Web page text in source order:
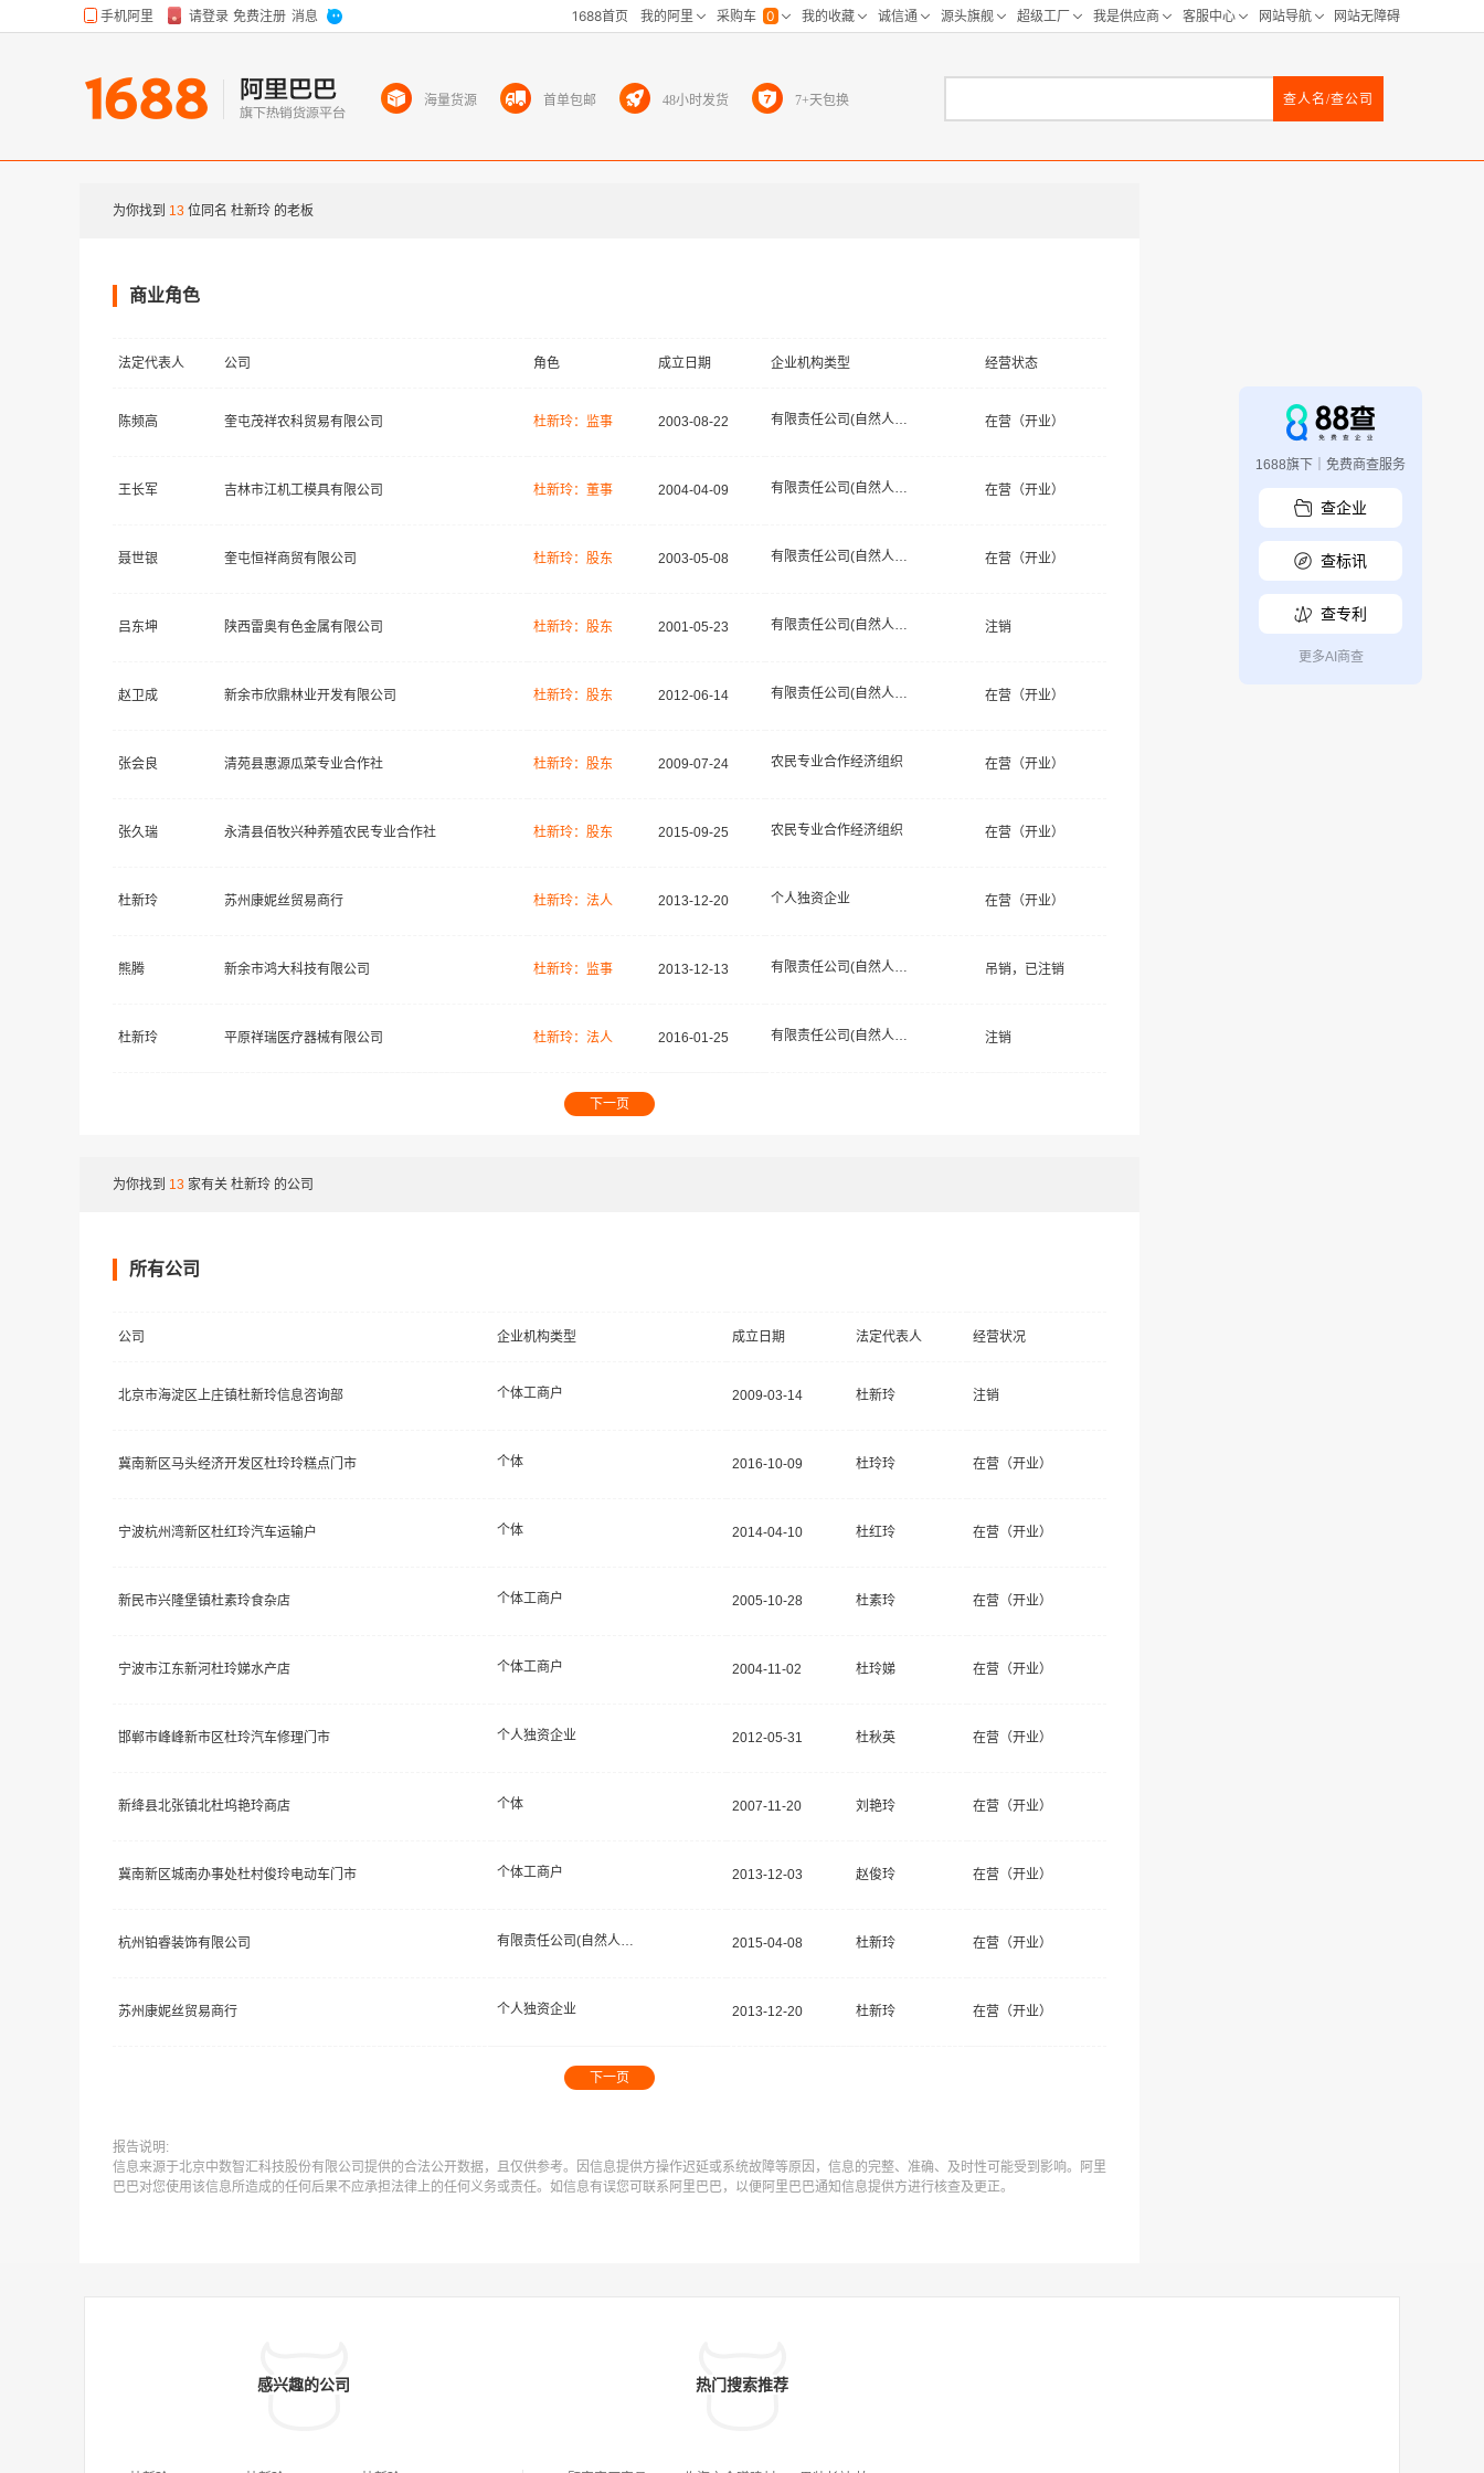
海量货源 首单包邮 48小时发货 7+天包换 查人名/查公司
为你找到 13 位同名 杜新玲 的老板
商业角色
法定代表人 公司 角色 成立日期 企业机构类型 经营状态
陈频高 奎屯茂祥农科贸易有限公司 杜新玲：监事 2003-08-22 有限责任公司(自然人投资或控股) 在营（开业）
王长军 吉林市江机工模具有限公司 杜新玲：董事 2004-04-09 有限责任公司(自然人投资或控股) 在营（开业）
聂世银 奎屯恒祥商贸有限公司 杜新玲：股东 2003-05-08 有限责任公司(自然人投资或控股) 在营（开业）
吕东坤 陕西雷奥有色金属有限公司 杜新玲：股东 2001-05-23 有限责任公司(自然人投资或控股) 注销
赵卫成 新余市欣鼎林业开发有限公司 杜新玲：股东 2012-06-14 有限责任公司(自然人投资或控股) 在营（开业）
张会良 清苑县惠源瓜菜专业合作社 杜新玲：股东 2009-07-24 农民专业合作经济组织 在营（开业）
张久瑞 永清县佰牧兴种养殖农民专业合作社 杜新玲：股东 2015-09-25 农民专业合作经济组织 在营（开业）
杜新玲 苏州康妮丝贸易商行 杜新玲：法人 2013-12-20 个人独资企业 在营（开业）
熊腾 新余市鸿大科技有限公司 杜新玲：监事 2013-12-13 有限责任公司(自然人投资或控股) 吊销，已注销
杜新玲 平原祥瑞医疗器械有限公司 杜新玲：法人 2016-01-25 有限责任公司(自然人独资) 注销
下一页
为你找到 13 家有关 杜新玲 的公司
所有公司
公司 企业机构类型 成立日期 法定代表人 经营状况
北京市海淀区上庄镇杜新玲信息咨询部 个体工商户 2009-03-14 杜新玲 注销
冀南新区马头经济开发区杜玲玲糕点门市 个体 2016-10-09 杜玲玲 在营（开业）
宁波杭州湾新区杜红玲汽车运输户 个体 2014-04-10 杜红玲 在营（开业）
新民市兴隆堡镇杜素玲食杂店 个体工商户 2005-10-28 杜素玲 在营（开业）
宁波市江东新河杜玲娣水产店 个体工商户 2004-11-02 杜玲娣 在营（开业）
邯郸市峰峰新市区杜玲汽车修理门市 个人独资企业 2012-05-31 杜秋英 在营（开业）
新绛县北张镇北杜坞艳玲商店 个体 2007-11-20 刘艳玲 在营（开业）
冀南新区城南办事处杜村俊玲电动车门市 个体工商户 2013-12-03 赵俊玲 在营（开业）
杭州铂睿装饰有限公司 有限责任公司(自然人投资或控股) 2015-04-08 杜新玲 在营（开业）
苏州康妮丝贸易商行 个人独资企业 2013-12-20 杜新玲 在营（开业）
下一页
报告说明:
信息来源于北京中数智汇科技股份有限公司提供的合法公开数据，且仅供参考。因信息提供方操作迟延或系统故障等原因，信息的完整、准确、及时性可能受到影响。阿里
巴巴对您使用该信息所造成的任何后果不应承担法律上的任何义务或责任。如信息有误您可联系阿里巴巴，以便阿里巴巴通知信息提供方进行核查及更正。
感兴趣的公司 热门搜索推荐
1688旗下｜免费商查服务
查企业
查标讯
查专利
更多AI商查